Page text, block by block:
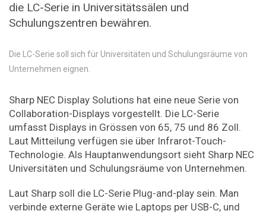
die LC-Serie in Universitätssälen und
Schulungszentren bewähren.
Die LC-Serie soll sich für Universitäten und Schulungsräume von
Unternehmen eignen.
Sharp NEC Display Solutions hat eine neue Serie von
Collaboration-Displays vorgestellt. Die LC-Serie
umfasst Displays in Grössen von 65, 75 und 86 Zoll.
Laut Mitteilung verfügen sie über Infrarot-Touch-
Technologie. Als Hauptanwendungsort sieht Sharp NEC
Universitäten und Schulungsräume von Unternehmen.
Laut Sharp soll die LC-Serie Plug-and-play sein. Man
verbinde externe Geräte wie Laptops per USB-C, und